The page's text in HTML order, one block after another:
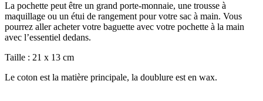
La pochette peut être un grand porte-monnaie, une trousse à
maquillage ou un étui de rangement pour votre sac à main. Vous
pourrez aller acheter votre baguette avec votre pochette à la main
avec l’essentiel dedans.
Taille : 21 x 13 cm
Le coton est la matière principale, la doublure est en wax.